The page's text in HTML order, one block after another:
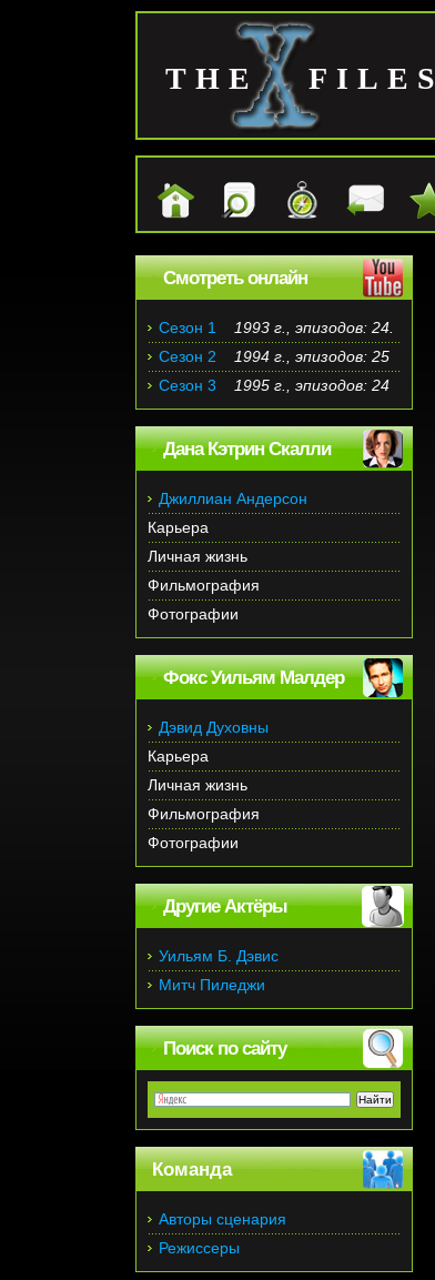
THE FILES
Смотреть онлайн
Сезон 1
1993 г., эпизодов: 24.
Сезон 2
1994 г., эпизодов: 25
Сезон 3
1995 г., эпизодов: 24
Дана Кэтрин Скалли
Джиллиан Андерсон
Карьера
Личная жизнь
Фильмография
Фотографии
Фокс Уильям Малдер
Дэвид Духовны
Карьера
Личная жизнь
Фильмография
Фотографии
Другие Актёры
Уильям Б. Дэвис
Митч Пиледжи
Поиск по сайту
Команда
Авторы сценария
Режиссеры